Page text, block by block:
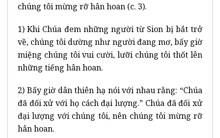
chúng tôi mừng rỡ hân hoan (c. 3).
1) Khi Chúa đem những người từ Sion bị bắt trở
về, chúng tôi dường như người đang mơ, bấy giờ
miệng chúng tôi vui cười, lưỡi chúng tôi thốt lên
những tiếng hân hoan.
2) Bấy giờ dân thiên hạ nói với nhau rằng: “Chúa
đã đối xử với họ cách đại lượng.” Chúa đã đối xử
đại lượng với chúng tôi, nên chúng tôi mừng rỡ
hân hoan.